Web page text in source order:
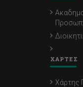
ΧΑΡΤΕΣ
Χάρτης